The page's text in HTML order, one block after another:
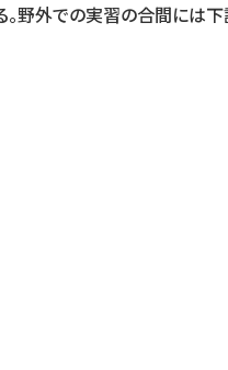
野外での実習の合間には